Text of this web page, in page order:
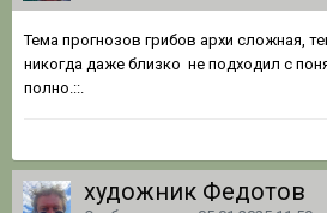
Тема прогнозов грибов архи сложная,
никогда даже близко не подходил с
полно.::.
художник Федотов